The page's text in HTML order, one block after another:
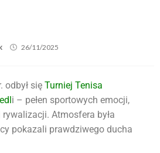
26/11/2025
odbył się Turniej Tenisa
i – pełen sportowych emocji,
Atmosfera była
pokazali prawdziwego ducha